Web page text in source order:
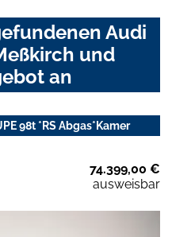
Audi
und
an
98t *RS Abgas*Kamer
74.399,00 €
ausweisbar